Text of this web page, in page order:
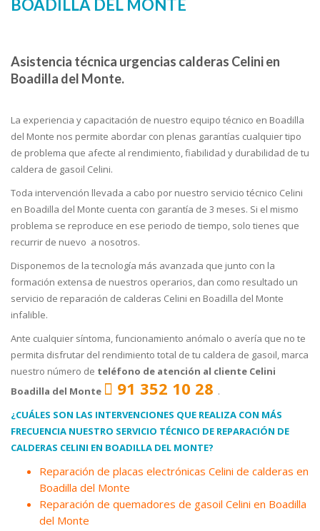
BOADILLA DEL MONTE
Asistencia técnica urgencias calderas Celini en
Boadilla del Monte.
La experiencia y capacitación de nuestro equipo técnico en Boadilla
del Monte nos permite abordar con plenas garantías cualquier tipo
de problema que afecte al rendimiento, fiabilidad y durabilidad de tu
caldera de gasoil Celini.
Toda intervención llevada a cabo por nuestro servicio técnico Celini
en Boadilla del Monte cuenta con garantía de 3 meses. Si el mismo
problema se reproduce en ese periodo de tiempo, solo tienes que
recurrir de nuevo a nosotros.
Disponemos de la tecnología más avanzada que junto con la
formación extensa de nuestros operarios, dan como resultado un
servicio de reparación de calderas Celini en Boadilla del Monte
infalible.
Ante cualquier síntoma, funcionamiento anómalo o avería que no te
permita disfrutar del rendimiento total de tu caldera de gasoil, marca
nuestro número de teléfono de atención al cliente Celini
Boadilla del Monte
91 352 10 28 .
¿CUÁLES SON LAS INTERVENCIONES QUE REALIZA CON MÁS
FRECUENCIA NUESTRO SERVICIO TÉCNICO DE REPARACIÓN DE
CALDERAS CELINI EN BOADILLA DEL MONTE?
Reparación de placas electrónicas Celini de calderas en
Boadilla del Monte
Reparación de quemadores de gasoil Celini en Boadilla
del Monte